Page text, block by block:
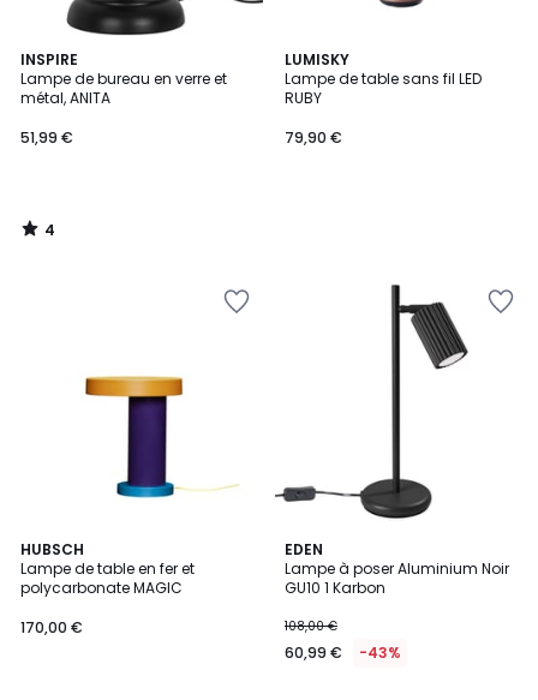
INSPIRE
Lampe de bureau en verre et
métal, ANITA
51,99 €
4
/
5
4
/
LUMISKY
Lampe de table sans fil LED
RUBY
79,90 €
HUBSCH
Lampe de table en fer et
polycarbonate MAGIC
170,00 €
EDEN
Lampe à poser Aluminium Noir
GU10 1 Karbon
108,00 €
60,99 € -43%